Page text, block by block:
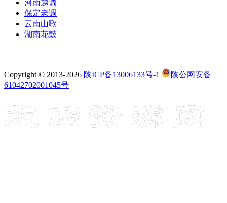
河南越调
保定老调
云南山歌
湖南花鼓
Copyright © 2013-2026 陕ICP备13006133号-1
陕公网安备
61042702001045号